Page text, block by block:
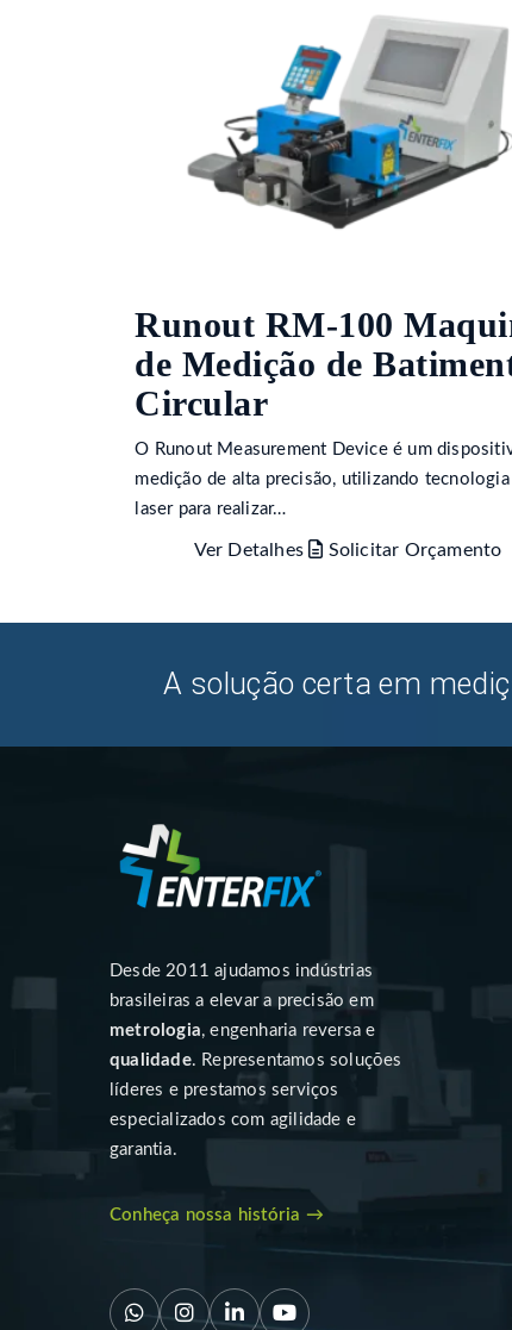
Runout RM-100
de Medição de
Circular
O Runout Measurement Device é um
medição de alta precisão, utilizando tecnologia
laser para realizar…
Ver Detalhes Solicitar Orçamento
A solução certa em
Desde 2011 ajudamos indústrias
brasileiras a elevar a precisão em
metrologia, engenharia reversa e
qualidade. Representamos soluções
líderes e prestamos serviços
especializados com agilidade e
garantia.
Conheça nossa história →